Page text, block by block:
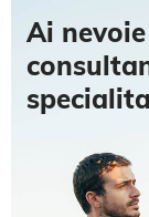
Ai